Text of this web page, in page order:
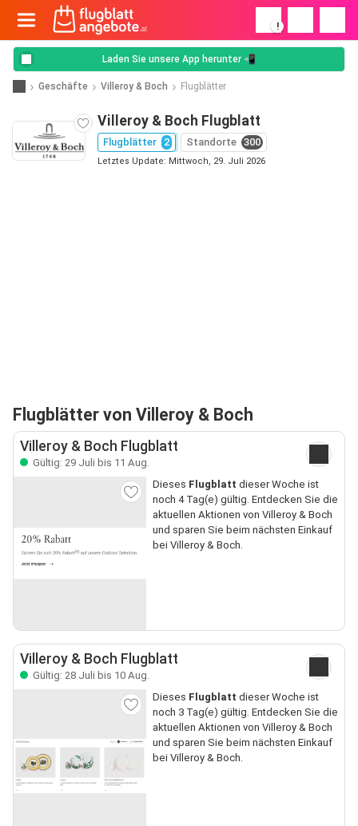
!
Laden Sie unsere App herunter 📲
Geschäfte Villeroy & Boch Flugblätter
Villeroy & Boch Flugblatt
Flugblätter 2 Standorte 300
Letztes Update: Mittwoch, 29. Juli 2026
Flugblätter von Villeroy & Boch
Villeroy & Boch Flugblatt
Gültig: 29 Juli bis 11 Aug.
Dieses Flugblatt dieser Woche ist
noch 4 Tag(e) gültig. Entdecken Sie die
aktuellen Aktionen von Villeroy & Boch
und sparen Sie beim nächsten Einkauf
bei Villeroy & Boch.
Villeroy & Boch Flugblatt
Gültig: 28 Juli bis 10 Aug.
Dieses Flugblatt dieser Woche ist
noch 3 Tag(e) gültig. Entdecken Sie die
aktuellen Aktionen von Villeroy & Boch
und sparen Sie beim nächsten Einkauf
bei Villeroy & Boch.